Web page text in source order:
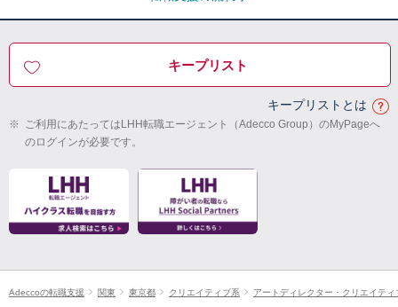
キープリスト
キープリストとは
※ ご利用にあたってはLHH転職エージェント（Adecco Group）のMyPageへ
のログインが必要です。
Adeccoの転職支援 関東 東京都 クリエイティブ系 アートディレクター・クリエイテ